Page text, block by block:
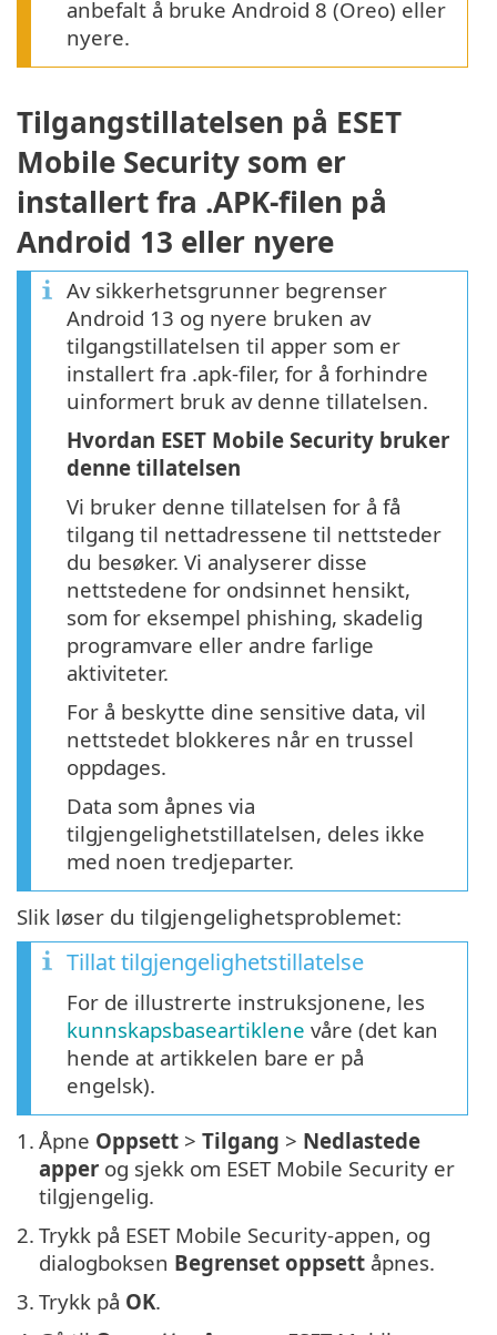
anbefalt å bruke Android 8 (Oreo) eller
nyere.
Tilgangstillatelsen på ESET
Mobile Security som er
installert fra .APK-filen på
Android 13 eller nyere
Av sikkerhetsgrunner begrenser
Android 13 og nyere bruken av
tilgangstillatelsen til apper som er
installert fra .apk-filer, for å forhindre
uinformert bruk av denne tillatelsen.
Hvordan ESET Mobile Security bruker
denne tillatelsen
Vi bruker denne tillatelsen for å få
tilgang til nettadressene til nettsteder
du besøker. Vi analyserer disse
nettstedene for ondsinnet hensikt,
som for eksempel phishing, skadelig
programvare eller andre farlige
aktiviteter.
For å beskytte dine sensitive data, vil
nettstedet blokkeres når en trussel
oppdages.
Data som åpnes via
tilgjengelighetstillatelsen, deles ikke
med noen tredjeparter.
Slik løser du tilgjengelighetsproblemet:
Tillat tilgjengelighetstillatelse
For de illustrerte instruksjonene, les
kunnskapsbaseartiklene våre (det kan
hende at artikkelen bare er på
engelsk).
1. Åpne Oppsett > Tilgang > Nedlastede
apper og sjekk om ESET Mobile Security er
tilgjengelig.
2. Trykk på ESET Mobile Security-appen, og
dialogboksen Begrenset oppsett åpnes.
3. Trykk på OK.